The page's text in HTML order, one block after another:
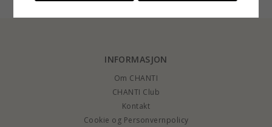
INFORMASJON
Om CHANTI
CHANTI Club
Kontakt
Cookie og Personvernpolicy